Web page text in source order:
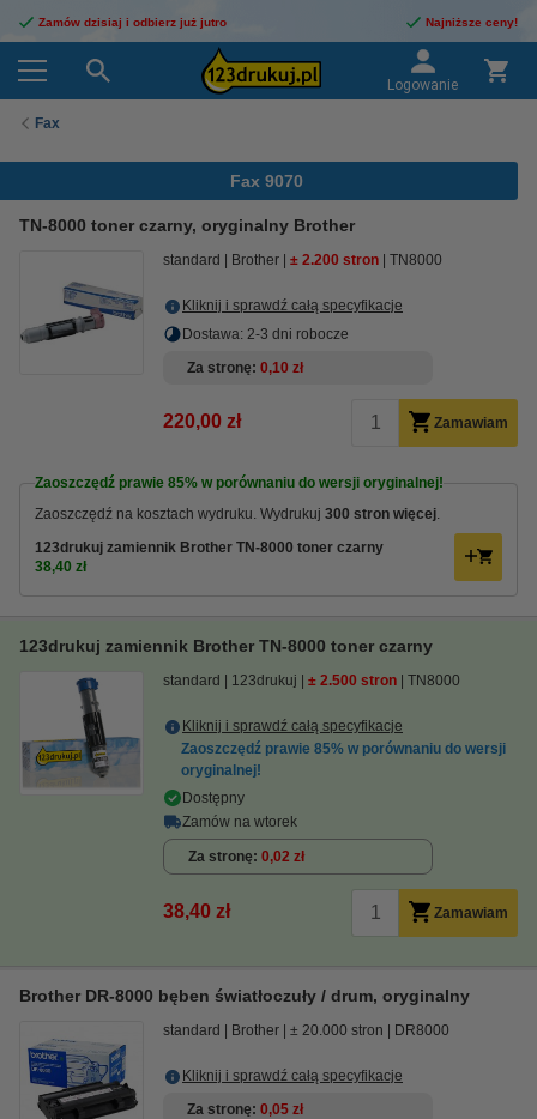
Zamów dzisiaj i odbierz już jutro Najniższe ceny!
Logowanie
Fax
Fax 9070
TN-8000 toner czarny, oryginalny Brother
standard Brother ± 2.200 stron TN8000
Kliknij i sprawdź całą specyfikacje
Dostawa: 2-3 dni robocze
Za stronę 0,10 zł
220,00 zł Zamawiam
Zaoszczędź prawie 85% w porównaniu do wersji oryginalnej!
Zaoszczędź na kosztach wydruku. Wydrukuj 300 stron więcej.
123drukuj zamiennik Brother TN-8000 toner czarny
38,40 zł
123drukuj zamiennik Brother TN-8000 toner czarny
standard 123drukuj ± 2.500 stron TN8000
Kliknij i sprawdź całą specyfikacje
Zaoszczędź prawie 85% w porównaniu do wersji
oryginalnej!
Dostępny
Zamów na wtorek
Za stronę 0,02 zł
38,40 zł Zamawiam
Brother DR-8000 bęben światłoczuły / drum, oryginalny
standard Brother ± 20.000 stron DR8000
Kliknij i sprawdź całą specyfikacje
Za stronę 0,05 zł